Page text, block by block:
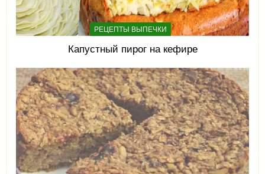
РЕЦЕПТЫ ВЫПЕЧКИ
Капустный пирог на кефире